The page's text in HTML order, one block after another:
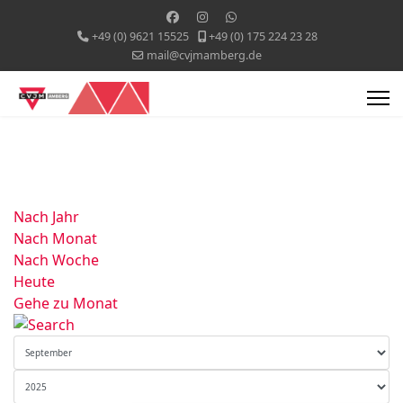
+49 (0) 9621 15525
+49 (0) 175 224 23 28
mail@cvjmamberg.de
Nach Jahr
Nach Monat
Nach Woche
Heute
Gehe zu Monat